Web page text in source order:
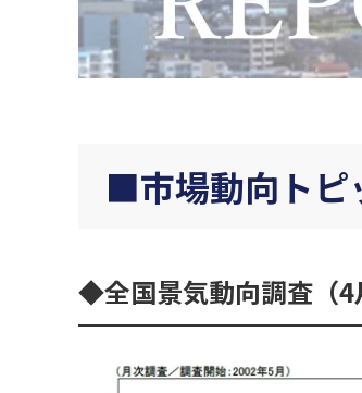
市場動向トピ
全国景気動向調査（4